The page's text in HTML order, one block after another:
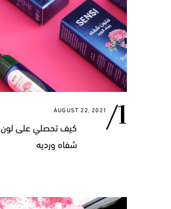
AUGUST 22, 2021
كيف تحصلي على لون
شفاه ورديه